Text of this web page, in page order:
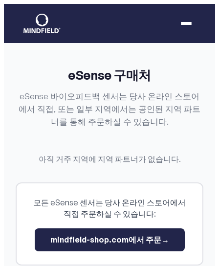
eSense 구매처
eSense 바이오피드백 센서는 당사 온라인 스토어
에서 직접, 또는 일부 지역에서는 공인된 지역 파트
너를 통해 주문하실 수 있습니다.
아직 거주 지역에 지역 파트너가 없습니다.
모든 eSense 센서는 당사 온라인 스토어에서
직접 주문하실 수 있습니다:
mindfield-shop.com에서 주문→